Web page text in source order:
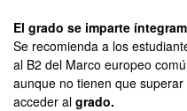
El grado se imparte
Se recomienda a los
al B2 del Marco europeo
aunque no tienen que
acceder al grado.